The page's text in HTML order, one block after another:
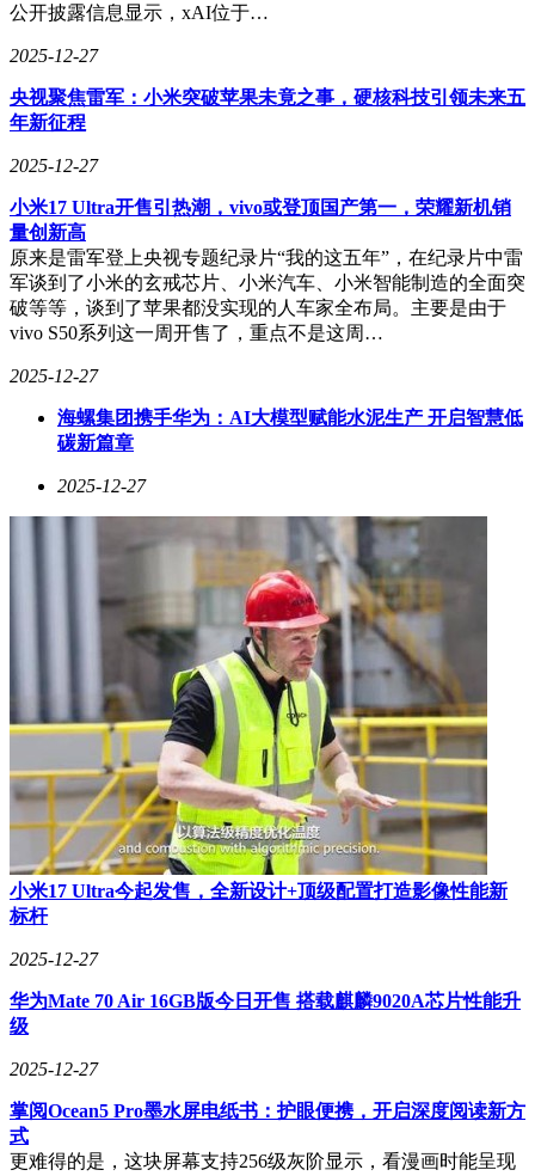
公开披露信息显示，xAI位于…
2025-12-27
央视聚焦雷军：小米突破苹果未竟之事，硬核科技引领未来五
年新征程
2025-12-27
小米17 Ultra开售引热潮，vivo或登顶国产第一，荣耀新机销
量创新高
原来是雷军登上央视专题纪录片“我的这五年”，在纪录片中雷
军谈到了小米的玄戒芯片、小米汽车、小米智能制造的全面突
破等等，谈到了苹果都没实现的人车家全布局。主要是由于
vivo S50系列这一周开售了，重点不是这周…
2025-12-27
海螺集团携手华为：AI大模型赋能水泥生产 开启智慧低
碳新篇章
2025-12-27
小米17 Ultra今起发售，全新设计+顶级配置打造影像性能新
标杆
2025-12-27
华为Mate 70 Air 16GB版今日开售 搭载麒麟9020A芯片性能升
级
2025-12-27
掌阅Ocean5 Pro墨水屏电纸书：护眼便携，开启深度阅读新方
式
更难得的是，这块屏幕支持256级灰阶显示，看漫画时能呈现